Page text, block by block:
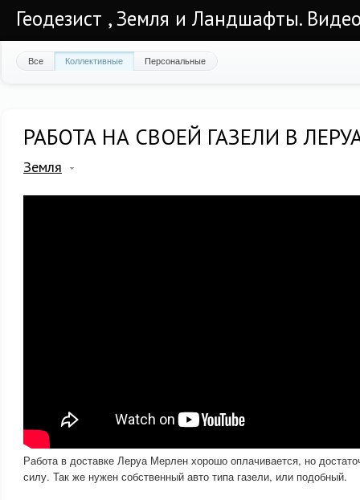
Геодезист , Земля и Ландшафты.
Все Коллективные Персональные
РАБОТА НА СВОЕЙ ГАЗЕЛИ В
Земля
Работа в доставке Леруа Мерлен хорошо оплачивается, но
силу. Так же нужен собственный авто типа газели, или подобный.